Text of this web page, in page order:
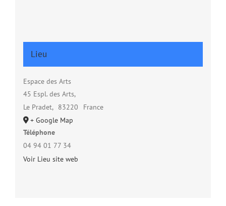
Lieu
Espace des Arts
45 Espl. des Arts,
Le Pradet, 83220
France
+ Google Map
Téléphone
04 94 01 77 34
Voir Lieu site web